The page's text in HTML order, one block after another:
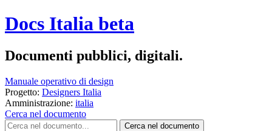
Docs Italia beta
Documenti pubblici, digitali.
Manuale operativo di design
Progetto: Designers Italia
Amministrazione: italia
Cerca nel documento
Cerca nel documento